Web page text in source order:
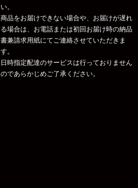
い。
商品をお届けできない場合や、お届けが遅れ
る場合は、お電話または初回お届け時の納品
書兼請求用紙にてご連絡させていただきま
す。
日時指定配達のサービスは行っておりません
のであらかじめご了承ください。